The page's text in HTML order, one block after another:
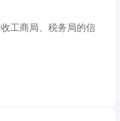
工商局、税务局的信